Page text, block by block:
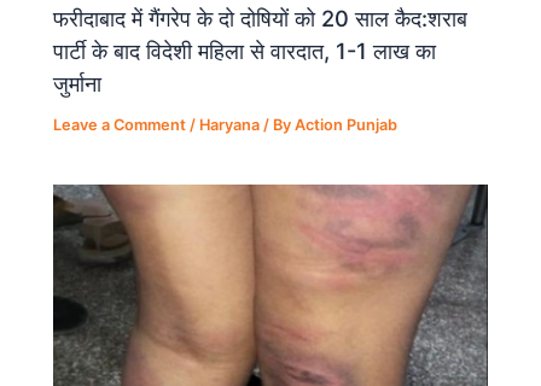
फरीदाबाद में गैंगरेप के दो दोषियों को 20 साल कैद:शराब
पार्टी के बाद विदेशी महिला से वारदात, 1-1 लाख का
जुर्माना
Leave a Comment / Haryana / ByAction Punjab